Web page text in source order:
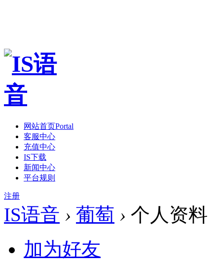
网站首页Portal
客服中心
充值中心
IS下载
新闻中心
平台规则
注册
IS语音 › 葡萄 › 个人资料
加为好友